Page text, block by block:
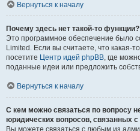
Вернуться к началу
Почему здесь нет такой-то функции?
Это программное обеспечение было
Limited. Если вы считаете, что какая-
посетите Центр идей phpBB, где
поданные идеи или предложить
Вернуться к началу
С кем можно связаться по вопросу
юридических вопросов, связанных
Вы можете связаться с любым из